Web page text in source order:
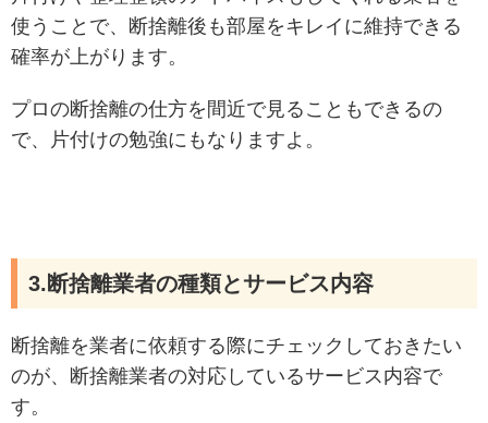
使うことで、断捨離後も部屋をキレイに維持できる
確率が上がります。
プロの断捨離の仕方を間近で見ることもできるの
で、片付けの勉強にもなりますよ。
3.断捨離業者の種類とサービス内容
断捨離を業者に依頼する際にチェックしておきたい
のが、断捨離業者の対応しているサービス内容で
す。